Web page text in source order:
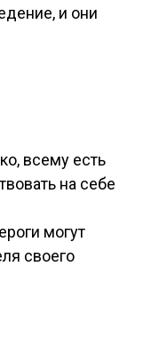
и они
всему есть
на себе
могут
своего